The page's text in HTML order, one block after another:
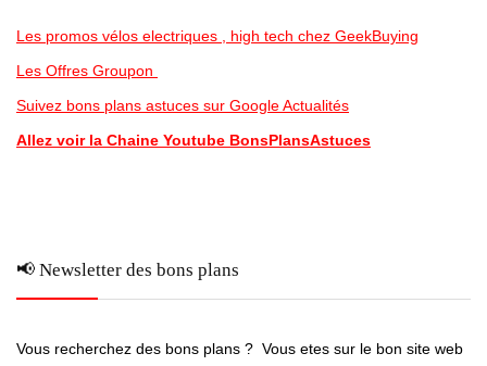
Les promos vélos electriques , high tech chez GeekBuying
Les Offres Groupon
Suivez bons plans astuces sur Google Actualités
Allez voir la Chaine Youtube BonsPlansAstuces
📢 Newsletter des bons plans
Vous recherchez des bons plans ? Vous etes sur le bon site web